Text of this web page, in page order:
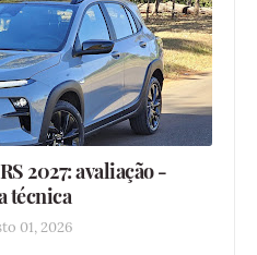
2027: avaliação -
técnica
01, 2026